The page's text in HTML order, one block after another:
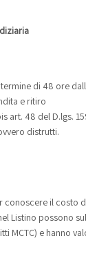
di 48 ore
e ritiro
art. 48 del D.lgs.
distrutti.
conoscere il costo
Listino possono
MCTC) e hanno